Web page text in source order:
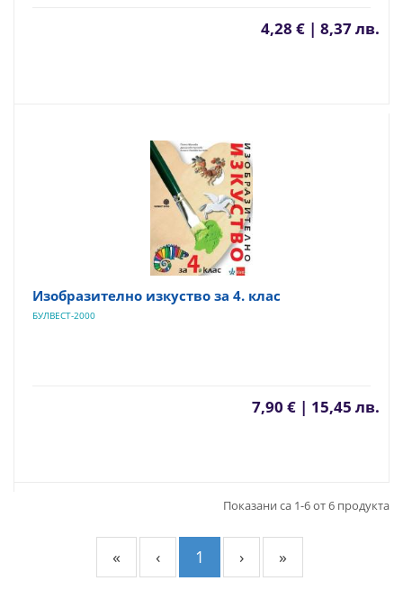
4,28 € | 8,37 лв.
Изобразително изкуство за 4. клас
БУЛВЕСТ-2000
7,90 € | 15,45 лв.
Показани са 1-6 от 6 продукта
« ‹ 1 › »